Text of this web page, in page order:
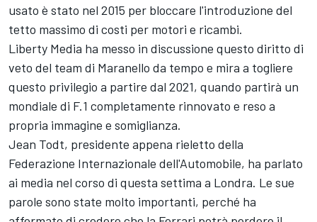
usato è stato nel 2015 per bloccare l'introduzione del
tetto massimo di costi per motori e ricambi.
Liberty Media ha messo in discussione questo diritto di
veto del team di Maranello da tempo e mira a togliere
questo privilegio a partire dal 2021, quando partirà un
mondiale di F.1 completamente rinnovato e reso a
propria immagine e somiglianza.
Jean Todt, presidente appena rieletto della
Federazione Internazionale dell'Automobile, ha parlato
ai media nel corso di questa settima a Londra. Le sue
parole sono state molto importanti, perché ha